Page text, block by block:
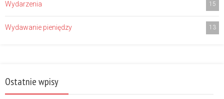
Wydarzenia 15
Wydawanie pieniędzy 13
Ostatnie wpisy